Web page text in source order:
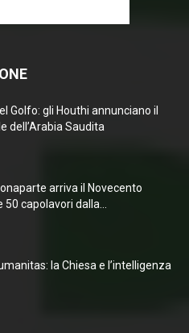
Golfo: gli Houthi annunciano il
dell’Arabia Saudita
arriva il Novecento
capolavori dalla...
la Chiesa e l’intelligenza